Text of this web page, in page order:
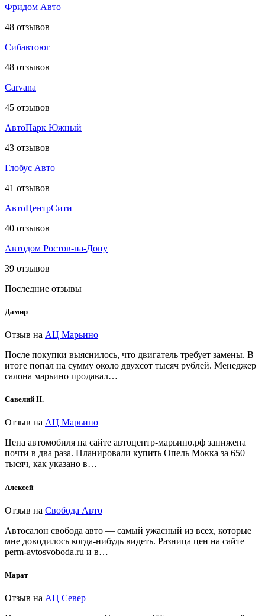
Фридом Авто
48 отзывов
Сибавтоюг
48 отзывов
Carvana
45 отзывов
АвтоПарк Южный
43 отзывов
Глобус Авто
41 отзывов
АвтоЦентрСити
40 отзывов
Автодом Ростов-на-Дону
39 отзывов
Последние отзывы
Дамир
Отзыв на АЦ Марьино
После покупки выяснилось, что двигатель требует замены. В
итоге попал на сумму около двухсот тысяч рублей. Менеджер
салона марьино продавал…
Савелий Н.
Отзыв на АЦ Марьино
Цена автомобиля на сайте автоцентр-марьино.рф занижена
почти в два раза. Планировали купить Опель Мокка за 650
тысяч, как указано в…
Алексей
Отзыв на Свобода Авто
Автосалон свобода авто — самый ужасный из всех, которые
мне доводилось когда-нибудь видеть. Разница цен на сайте
perm-avtosvoboda.ru и в…
Марат
Отзыв на АЦ Север